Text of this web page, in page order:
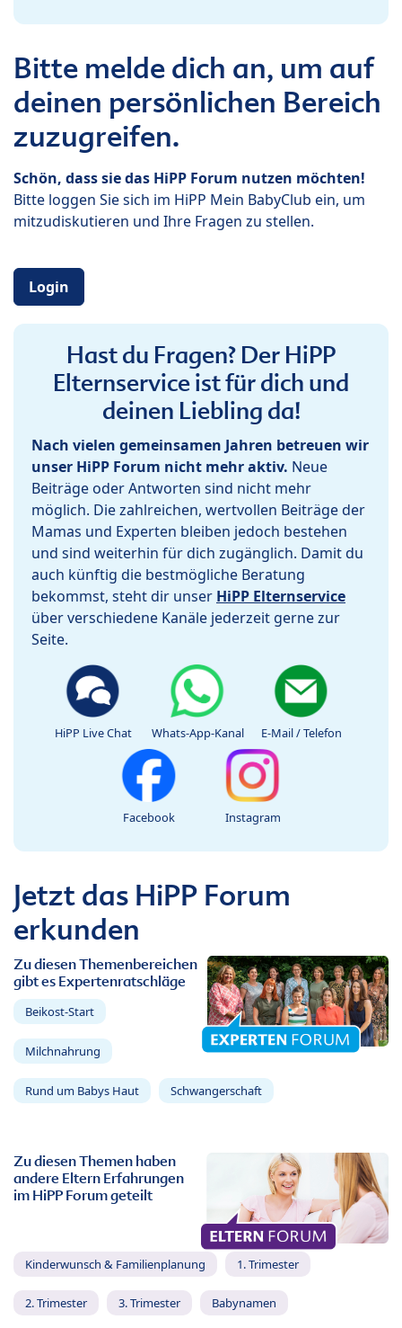
Bitte melde dich an, um auf
deinen persönlichen Bereich
zuzugreifen.
Schön, dass sie das HiPP Forum nutzen möchten!
Bitte loggen Sie sich im HiPP Mein BabyClub ein, um
mitzudiskutieren und Ihre Fragen zu stellen.
Login
Hast du Fragen? Der HiPP
Elternservice ist für dich und
deinen Liebling da!
Nach vielen gemeinsamen Jahren betreuen wir
unser HiPP Forum nicht mehr aktiv. Neue
Beiträge oder Antworten sind nicht mehr
möglich. Die zahlreichen, wertvollen Beiträge der
Mamas und Experten bleiben jedoch bestehen
und sind weiterhin für dich zugänglich. Damit du
auch künftig die bestmögliche Beratung
bekommst, steht dir unser HiPP Elternservice
über verschiedene Kanäle jederzeit gerne zur
Seite.
HiPP Live Chat Whats-App-Kanal E-Mail / Telefon
Facebook Instagram
Jetzt das HiPP Forum
erkunden
Zu diesen Themenbereichen
gibt es Expertenratschläge
Beikost-Start
Milchnahrung
Rund um Babys Haut Schwangerschaft
Zu diesen Themen haben
andere Eltern Erfahrungen
im HiPP Forum geteilt
Kinderwunsch & Familienplanung 1. Trimester
2. Trimester 3. Trimester Babynamen